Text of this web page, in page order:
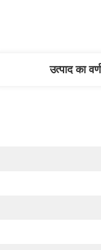
उत्पाद का